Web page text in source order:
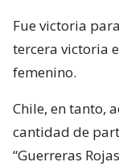
Fue victoria
tercera victoria
femenino.
Chile, en tanto,
cantidad de
“Guerreras